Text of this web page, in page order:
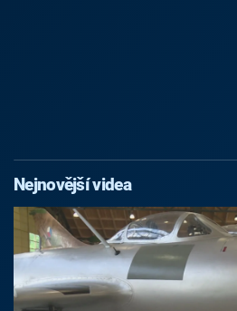
Nejnovější videa